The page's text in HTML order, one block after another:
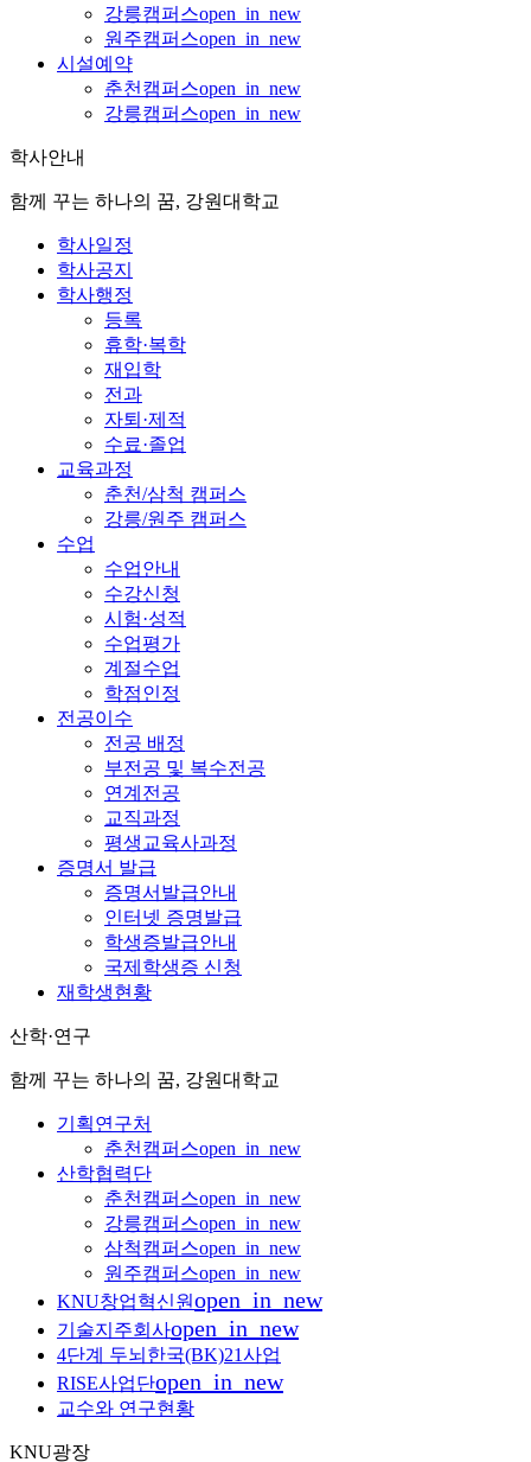
강릉캠퍼스open_in_new
원주캠퍼스open_in_new
시설예약
춘천캠퍼스open_in_new
강릉캠퍼스open_in_new
학사안내
함께 꾸는 하나의 꿈, 강원대학교
학사일정
학사공지
학사행정
등록
휴학·복학
재입학
전과
자퇴·제적
수료·졸업
교육과정
춘천/삼척 캠퍼스
강릉/원주 캠퍼스
수업
수업안내
수강신청
시험·성적
수업평가
계절수업
학점인정
전공이수
전공 배정
부전공 및 복수전공
연계전공
교직과정
평생교육사과정
증명서 발급
증명서발급안내
인터넷 증명발급
학생증발급안내
국제학생증 신청
재학생현황
산학·연구
함께 꾸는 하나의 꿈, 강원대학교
기획연구처
춘천캠퍼스open_in_new
산학협력단
춘천캠퍼스open_in_new
강릉캠퍼스open_in_new
삼척캠퍼스open_in_new
원주캠퍼스open_in_new
KNU창업혁신원open_in_new
기술지주회사open_in_new
4단계 두뇌한국(BK)21사업
RISE사업단open_in_new
교수와 연구현황
KNU광장